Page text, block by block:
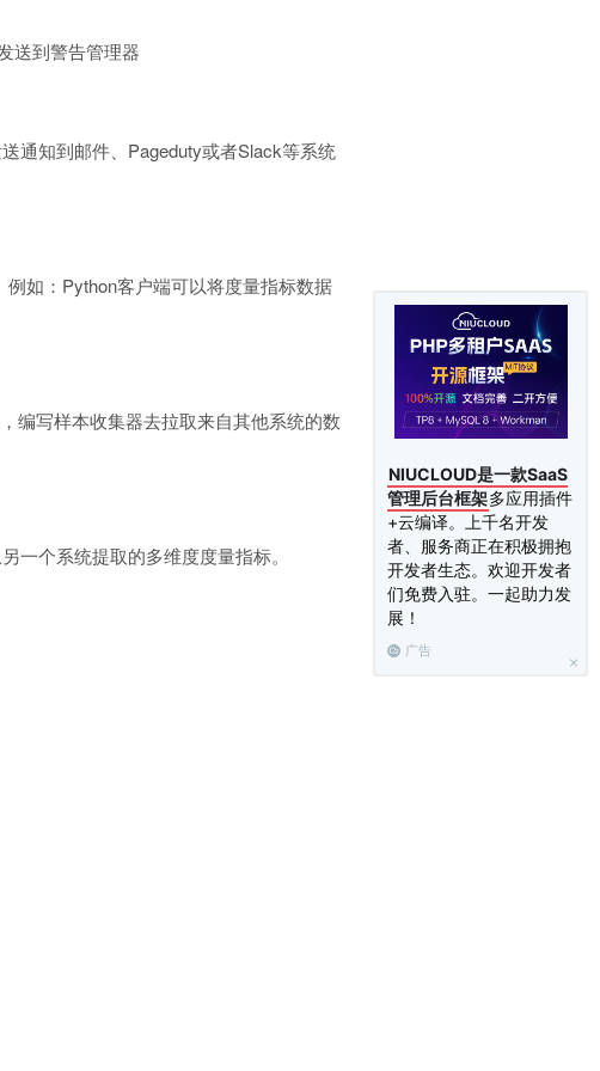
NIUCLOUD是一款SaaS
管理后台框架多应用插件
+云编译。上千名开发
者、服务商正在积极拥抱
开发者生态。欢迎开发者
们免费入驻。一起助力发
展！
广告
送到警告管理器
通知到邮件、Pageduty或者Slack等系统
如：Python客户端可以将度量指标数据
编写样本收集器去拉取来自其他系统的数
一个系统提取的多维度度量指标。